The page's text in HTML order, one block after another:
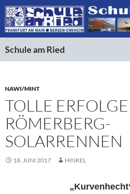
Schule am Ried
NAWI/MINT
TOLLE
RÖMERBERG-
SOLARRENNEN
18. JUNI 2017 HINKEL